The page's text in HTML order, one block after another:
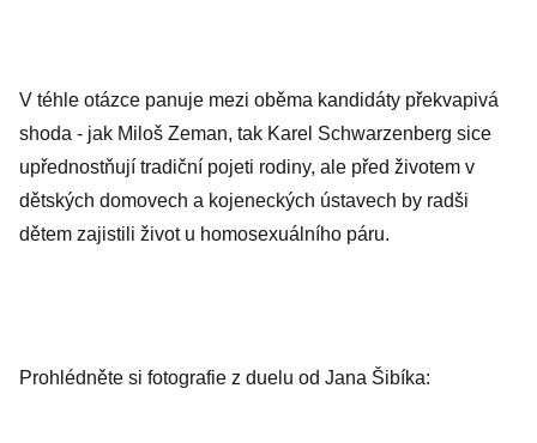
V téhle otázce panuje mezi oběma kandidáty překvapivá
shoda - jak Miloš Zeman, tak Karel Schwarzenberg sice
upřednostňují tradiční pojeti rodiny, ale před životem v
dětských domovech a kojeneckých ústavech by radši
dětem zajistili život u homosexuálního páru.
Prohlédněte si fotografie z duelu od Jana Šibíka: